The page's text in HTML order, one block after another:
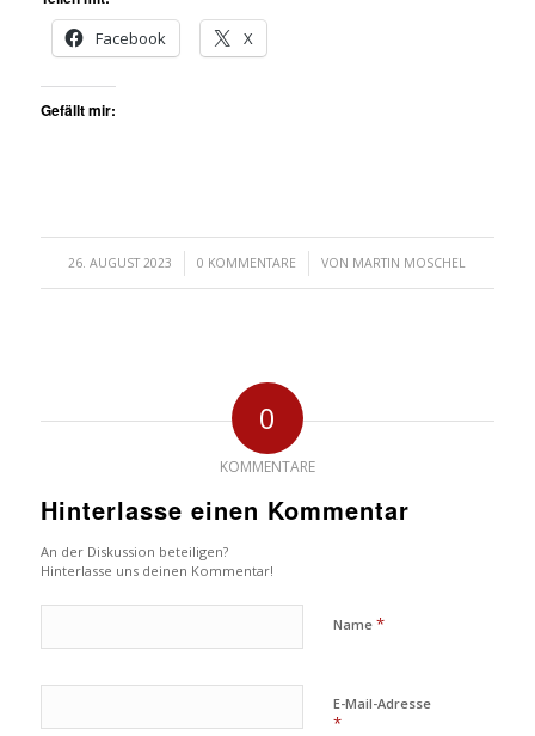
Facebook
X
Gefällt mir:
26. AUGUST 2023
/ 0 KOMMENTARE
/ VON MARTIN MOSCHEL
0
KOMMENTARE
Hinterlasse einen Kommentar
An der Diskussion beteiligen?
Hinterlasse uns deinen Kommentar!
Name *
E-Mail-Adresse
*